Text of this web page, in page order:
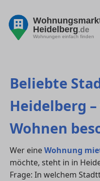
Heidelberg.de
Wohnungen einfach finden
Beliebte
Heidelberg
Wohnen
Wer eineWohnung
möchte, steht in in
Frage: In welchem